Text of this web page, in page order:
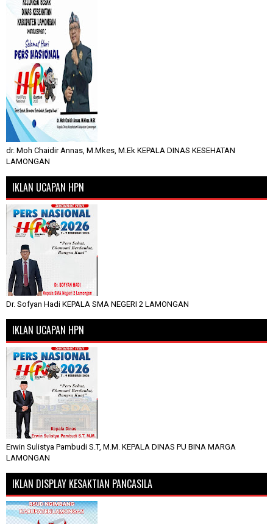
dr. Moh Chaidir Annas, M.Mkes, M.Ek KEPALA DINAS KESEHATAN
LAMONGAN
IKLAN UCAPAN HPN
Dr. Sofyan Hadi KEPALA SMA NEGERI 2 LAMONGAN
IKLAN UCAPAN HPN
Erwin Sulistya Pambudi S.T, M.M. KEPALA DINAS PU BINA MARGA
LAMONGAN
IKLAN DISPLAY KESAKTIAN PANCASILA